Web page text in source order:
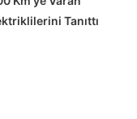
Tanıttı